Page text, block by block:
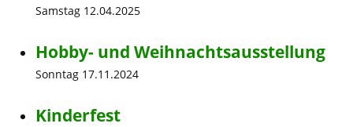
Samstag 12.04.2025
Hobby- und Weihnachtsausstellung
Sonntag 17.11.2024
Kinderfest